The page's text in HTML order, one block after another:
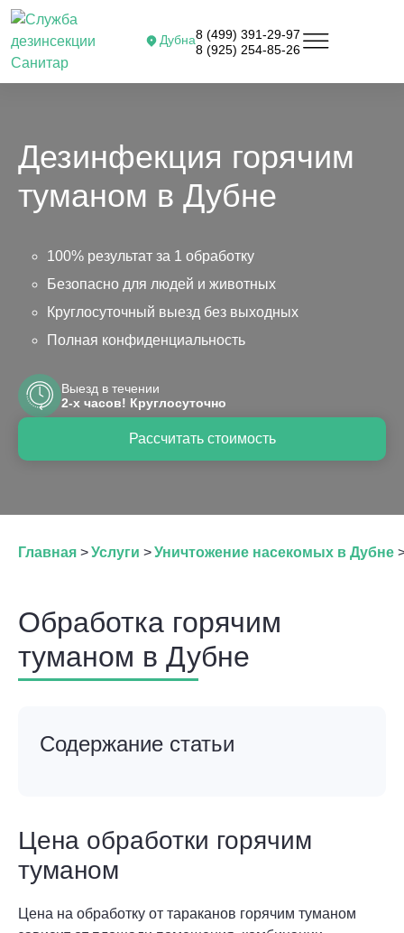
Дубна8 (499) 391-29-97
8 (925) 254-85-26
Дезинфекция горячим
туманом в Дубне
100% результат за 1 обработку
Безопасно для людей и животных
Круглосуточный выезд без выходных
Полная конфиденциальность
Рассчитать стоимость
Выезд в течении
2-х часов! Круглосуточно
Главная >Услуги >Уничтожение насекомых в Дубне
Обработка горячим
туманом в Дубне
Содержание статьи
Цена обработки горячим
туманом
Цена на обработку от тараканов горячим туманом